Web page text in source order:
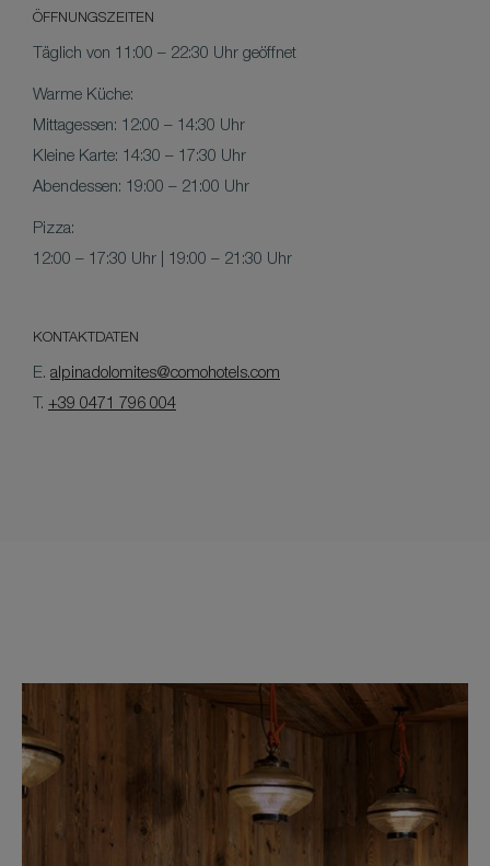
ÖFFNUNGSZEITEN
Täglich von 11:00 – 22:30 Uhr geöffnet
Warme Küche:
Mittagessen: 12:00 – 14:30 Uhr
Kleine Karte: 14:30 – 17:30 Uhr
Abendessen: 19:00 – 21:00 Uhr
Pizza:
12:00 – 17:30 Uhr | 19:00 – 21:30 Uhr
KONTAKTDATEN
E. alpinadolomites@comohotels.com
T. +39 0471 796 004